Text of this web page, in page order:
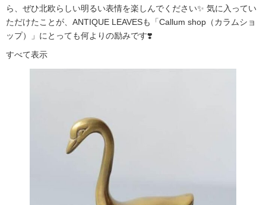
ら、ぜひ北欧らしい明るい表情を楽しんでください✨ 気に入ってい
ただけたことが、ANTIQUE LEAVESも「Callum shop（カラムショ
ップ）」にとっても何よりの励みです❣️
すべて表示